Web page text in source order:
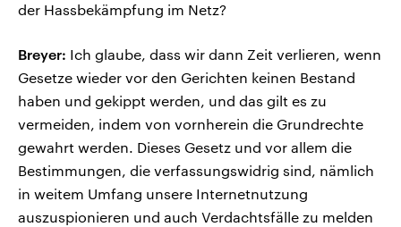
der Hassbekämpfung im Netz?
Breyer: Ich glaube, dass wir dann Zeit verlieren, wenn
Gesetze wieder vor den Gerichten keinen Bestand
haben und gekippt werden, und das gilt es zu
vermeiden, indem von vornherein die Grundrechte
gewahrt werden. Dieses Gesetz und vor allem die
Bestimmungen, die verfassungswidrig sind, nämlich
in weitem Umfang unsere Internetnutzung
auszuspionieren und auch Verdachtsfälle zu melden